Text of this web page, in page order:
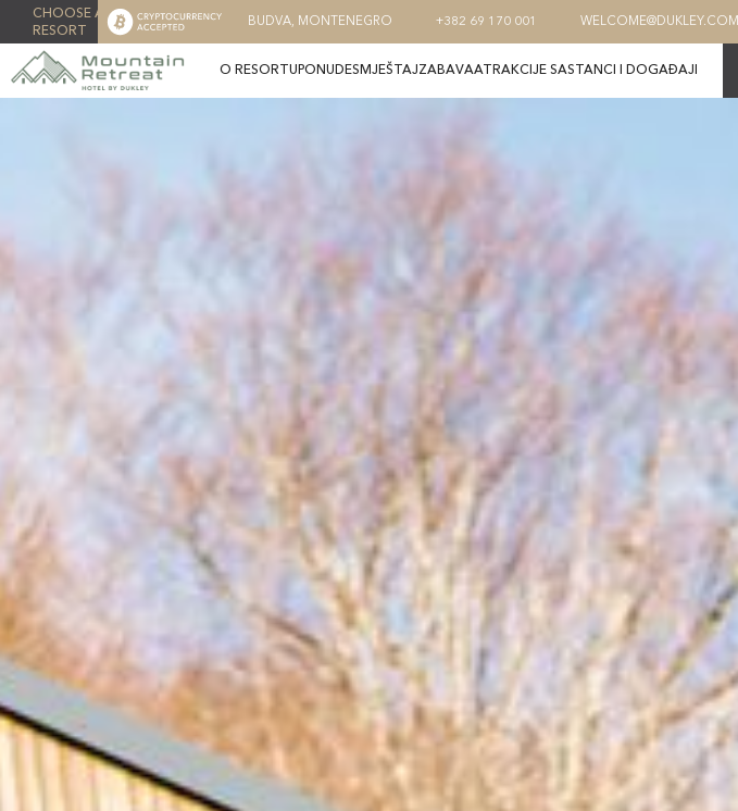
CHOOSE A
RESORT
BUDVA, MONTENEGRO +382 69 170 001 WELCOME@DUKLEY.COM
O RESORTUPONUDESMJEŠTAJZABAVAATRAKCIJE SASTANCI I DOGAĐAJI